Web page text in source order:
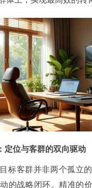
定位与客群的双向驱动
标客群并非两个孤立
的战略闭环。精准的价